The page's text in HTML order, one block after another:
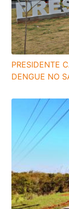
PRESIDENTE
DENGUE NO